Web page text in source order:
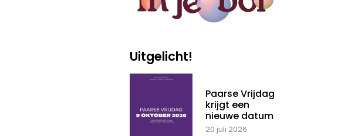
Uitgelicht!
Paarse Vrijdag
krijgt een
nieuwe datum
20 juli 2026